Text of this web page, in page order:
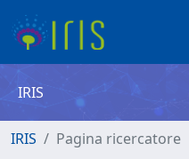
IRIS
IRIS Pagina ricercatore